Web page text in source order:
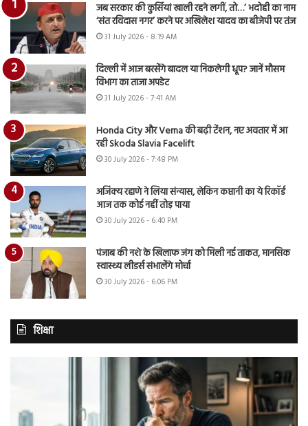
जब सरकार की कुर्सियां खाली रहने लगीं, तो…’ भदोही का नाम
‘संत रविदास नगर’ करने पर अखिलेश यादव का बीजेपी पर तंज
31 July 2026 - 8:19 AM
दिल्ली में आज बरसेंगे बादल या निकलेगी धूप? जानें मौसम
विभाग का ताजा अपडेट
31 July 2026 - 7:41 AM
Honda City और Verna की बढ़ी टेंशन, नए अवतार में आ
रही Skoda Slavia Facelift
30 July 2026 - 7:48 PM
अजिंक्य रहाणे ने लिया संन्यास, लेकिन कप्तानी का ये रिकॉर्ड
आज तक कोई नहीं तोड़ पाया
30 July 2026 - 6:40 PM
पंजाब की नशे के खिलाफ जंग को मिली नई ताकत, मानसिक
स्वास्थ्य लीडर्स संभालेंगे मोर्चा
30 July 2026 - 6:06 PM
शिक्षा